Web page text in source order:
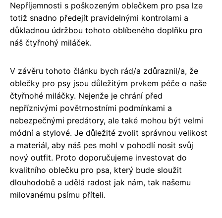
Nepříjemnosti s poškozeným oblečkem pro psa lze
totiž snadno předejít pravidelnými kontrolami a
důkladnou údržbou tohoto oblíbeného doplňku pro
náš čtyřnohý miláček.
V závěru tohoto článku bych rád/a zdůraznil/a, že
oblečky pro psy jsou důležitým prvkem péče o naše
čtyřnohé miláčky. Nejenže je chrání před
nepříznivými povětrnostními podmínkami a
nebezpečnými predátory, ale také mohou být velmi
módní a stylové. Je důležité zvolit správnou velikost
a materiál, aby náš pes mohl v pohodlí nosit svůj
nový outfit. Proto doporučujeme investovat do
kvalitního oblečku pro psa, který bude sloužit
dlouhodobě a udělá radost jak nám, tak našemu
milovanému psímu příteli.